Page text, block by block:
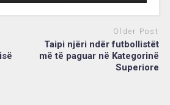
Older Post
Taipi njëri ndër futbollistët
më të paguar në Kategorinë
Superiore